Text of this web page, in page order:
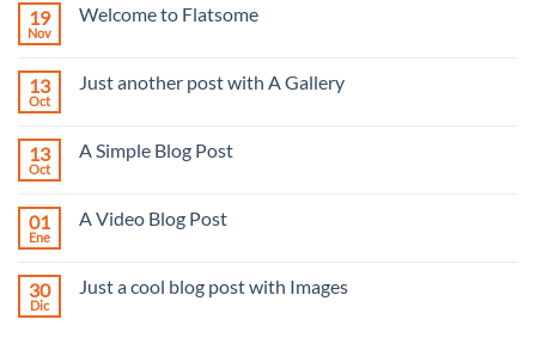
19
Nov
Welcome to Flatsome
en
13
Oct
Just another post with A Gallery
en
with
A
13
Oct
A Simple Blog Post
en
Post
01
Ene
A Video Blog Post
en
30
Dic
Just a cool blog post with Images